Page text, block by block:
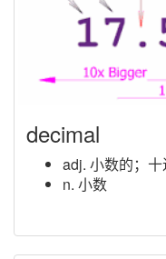
decimal
adj. 小数的；
n. 小数